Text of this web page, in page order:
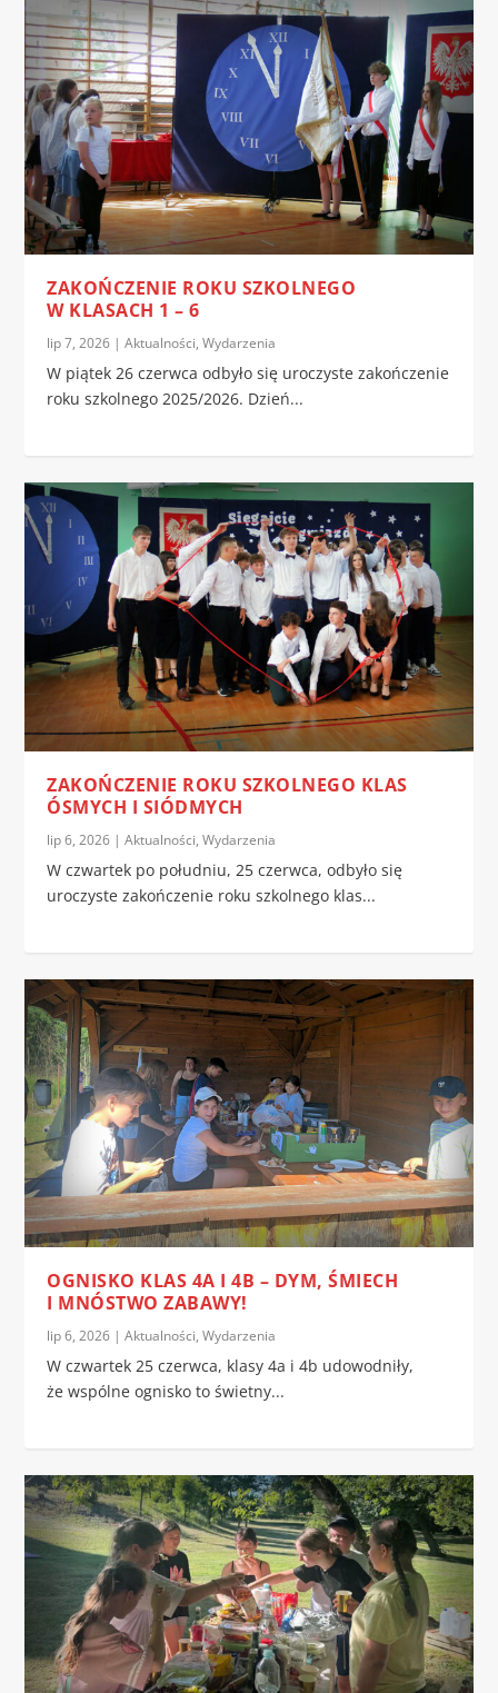
ZAKOŃCZENIE ROKU SZKOLNEGO
W KLASACH 1 – 6
lip 7, 2026 |Aktualności,Wydarzenia
W piątek 26 czerwca odbyło się uroczyste zakończenie
roku szkolnego 2025/2026. Dzień...
ZAKOŃCZENIE ROKU SZKOLNEGO KLAS
ÓSMYCH I SIÓDMYCH
lip 6, 2026 |Aktualności,Wydarzenia
W czwartek po południu, 25 czerwca, odbyło się
uroczyste zakończenie roku szkolnego klas...
OGNISKO KLAS 4A I 4B – DYM, ŚMIECH
I MNÓSTWO ZABAWY!
lip 6, 2026 |Aktualności,Wydarzenia
W czwartek 25 czerwca, klasy 4a i 4b udowodniły,
że wspólne ognisko to świetny...